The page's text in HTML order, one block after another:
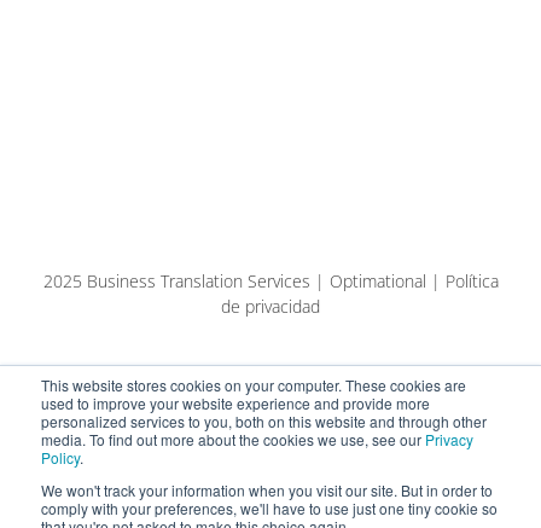
This website stores cookies on your computer. These cookies are
used to improve your website experience and provide more
personalized services to you, both on this website and through other
media. To find out more about the cookies we use, see our Privacy
Policy.
We won't track your information when you visit our site. But in order to
comply with your preferences, we'll have to use just one tiny cookie so
2025 Business Translation Services | Optimational | Política
de privacidad